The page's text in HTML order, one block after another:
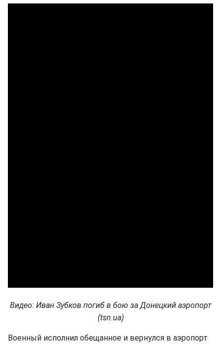
Видео: Иван Зубков погиб в бою за Донецкий аэропорт
(tsn.ua)
Военный исполнил обещанное и вернулся в аэропорт